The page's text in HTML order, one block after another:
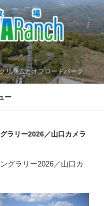
リームとオフロードパーク
ー
ラリー2026／山口カメラ
グラリー2026／山口カ